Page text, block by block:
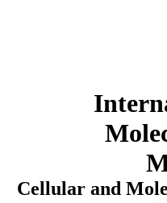
Cellular and